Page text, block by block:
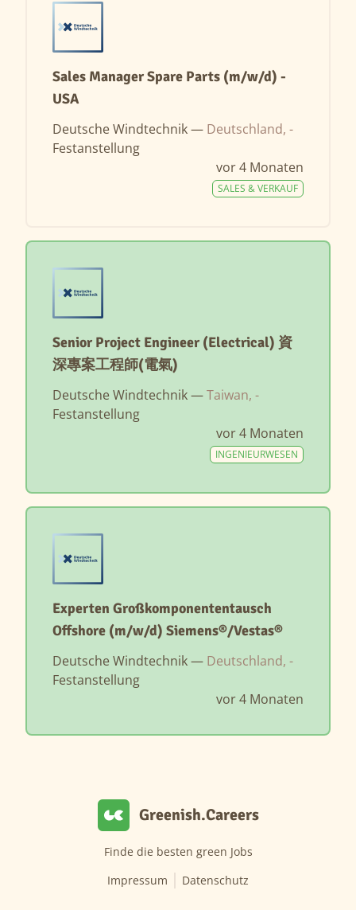
Sales Manager Spare Parts (m/w/d) -
USA
Deutsche Windtechnik — Deutschland, -
Festanstellung
vor 4 Monaten
SALES & VERKAUF
Senior Project Engineer (Electrical) 資
深專案工程師(電氣)
Deutsche Windtechnik —Taiwan, -
Festanstellung
vor 4 Monaten
INGENIEURWESEN
Experten Großkomponententausch
Offshore (m/w/d) Siemens®/Vestas®
Deutsche Windtechnik — Deutschland, -
Festanstellung
vor 4 Monaten
Greenish.Careers
Finde die besten green Jobs
Impressum
Datenschutz